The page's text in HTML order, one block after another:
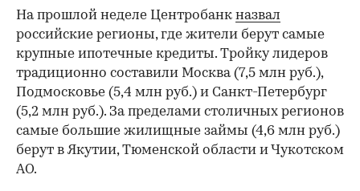
На прошлой неделе Центробанк назвал
российские регионы, где жители берут самые
крупные ипотечные кредиты. Тройку лидеров
традиционно составили Москва (7,5 млн руб.),
Подмосковье (5,4 млн руб.) и Санкт-Петербург
(5,2 млн руб.). За пределами столичных регионов
самые большие жилищные займы (4,6 млн руб.)
берут в Якутии, Тюменской области и Чукотском
АО.